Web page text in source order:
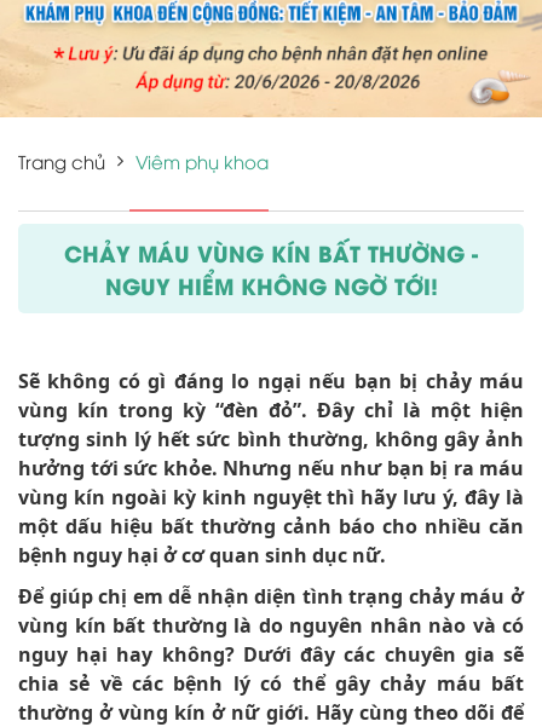
Trang chủ Viêm phụ khoa
CHẢY MÁU VÙNG KÍN BẤT THƯỜNG -
NGUY HIỂM KHÔNG NGỜ TỚI!
Sẽ không có gì đáng lo ngại nếu bạn bị chảy máu
vùng kín trong kỳ “đèn đỏ”. Đây chỉ là một hiện
tượng sinh lý hết sức bình thường, không gây ảnh
hưởng tới sức khỏe. Nhưng nếu như bạn bị ra máu
vùng kín ngoài kỳ kinh nguyệt thì hãy lưu ý, đây là
một dấu hiệu bất thường cảnh báo cho nhiều căn
bệnh nguy hại ở cơ quan sinh dục nữ.
Để giúp chị em dễ nhận diện tình trạng chảy máu ở
vùng kín bất thường là do nguyên nhân nào và có
nguy hại hay không? Dưới đây các chuyên gia sẽ
chia sẻ về các bệnh lý có thể gây chảy máu bất
thường ở vùng kín ở nữ giới. Hãy cùng theo dõi để